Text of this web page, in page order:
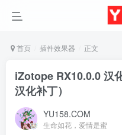
首页 插件效果器 正文
iZotope RX10.0.0 汉
汉化补丁）
YU158.COM
生命如花，爱情是蜜